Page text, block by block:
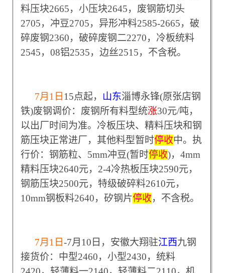
料压块2665，小压块2645，废钢筋切头
2705，冲豆2705，异形冲料2585-2665，破
碎废钢2360，破碎废钢二2270，冷板统料
2545，08铝2535，边丝2515，不含税。
7月1日 15点起， 山东淄博永锋(原张店钢
铁)废钢调价：废钢所有料型统涨30元/吨，
以出厂时间为准。冷板压块、精料压块和钢
筋压块正常进厂，其他料型暂时停收中。执
行价：钢筋粒、5mm冲豆(暂时停收)，4mm
精料压块2640元，2-4冷热板压块2590元，
钢筋压块2500元，特级破碎料2610元，
10mm钢板料2640，矽钢片停收，不含税。
7月1日-7月10日 ，安徽大翔驻江西九钢
接货价：中型2460，小型2430，统料